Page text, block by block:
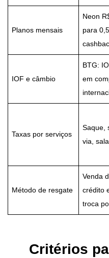
Planos mensais
Neon
para
IOF e câmbio
BTG:
em
Taxas por serviços
Saque,
via,
Método de resgate
Venda
crédito
troca
Critérios